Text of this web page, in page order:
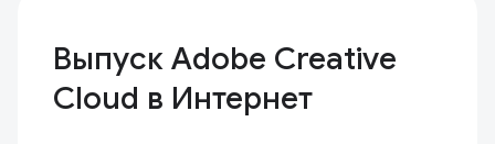
Выпуск Adobe Creative
Cloud в Интернет